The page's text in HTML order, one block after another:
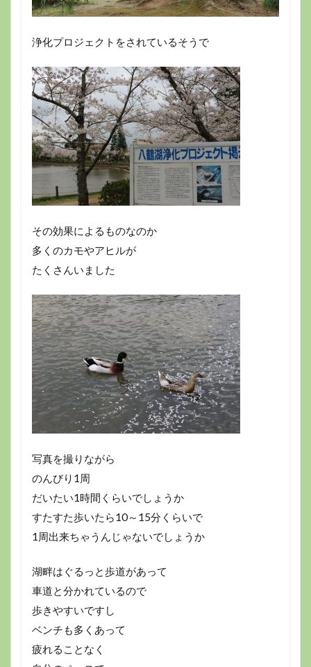
浄化プロジェクトをされているそうで
その効果によるものなのか
多くのカモやアヒルが
たくさんいました
写真を撮りながら
のんびり1周
だいたい1時間くらいでしょうか
すたすた歩いたら10～15分くらいで
1周出来ちゃうんじゃないでしょうか
湖畔はぐるっと歩道があって
車道と分かれているので
歩きやすいですし
ベンチも多くあって
疲れることなく